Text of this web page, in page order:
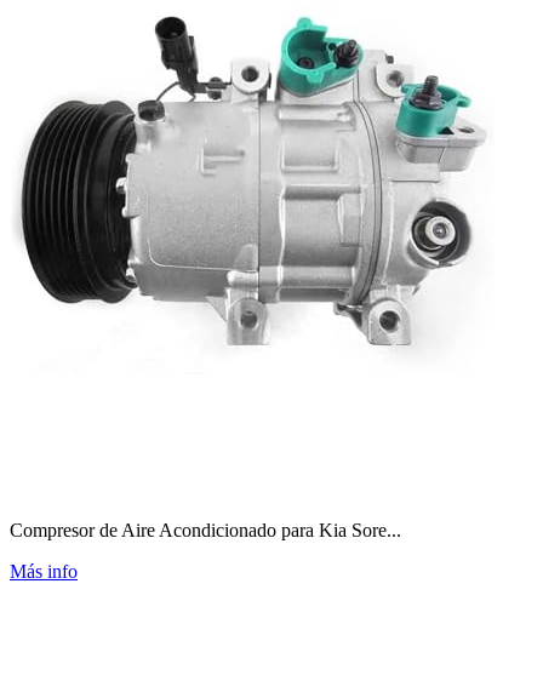
Compresor de Aire Acondicionado para Kia Sore...
Más info